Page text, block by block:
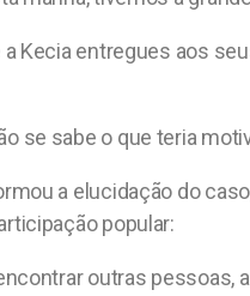
a Kecia entregues aos
se sabe o que teria
a elucidação do
popular:
outras pessoas,